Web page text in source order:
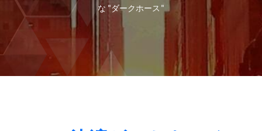
な "ダークホース"